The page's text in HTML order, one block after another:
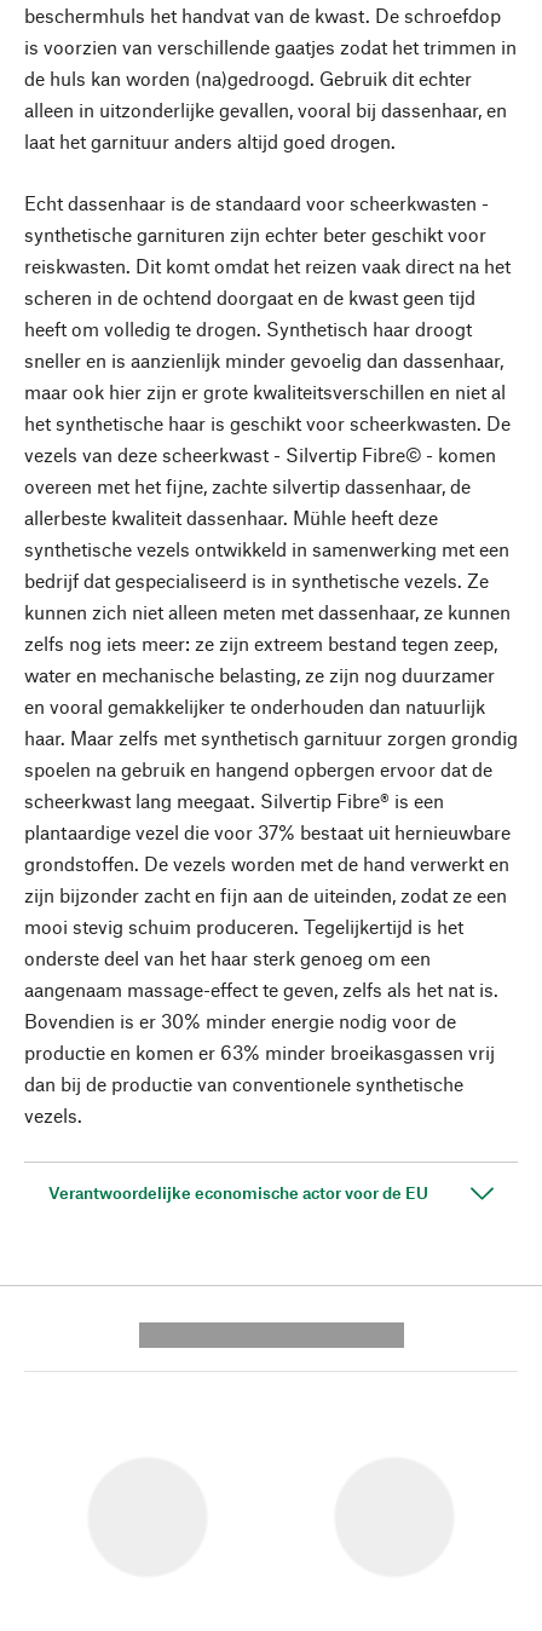
beschermhuls het handvat van de kwast. De schroefdop
is voorzien van verschillende gaatjes zodat het trimmen in
de huls kan worden (na)gedroogd. Gebruik dit echter
alleen in uitzonderlijke gevallen, vooral bij dassenhaar, en
laat het garnituur anders altijd goed drogen.
Echt dassenhaar is de standaard voor scheerkwasten -
synthetische garnituren zijn echter beter geschikt voor
reiskwasten. Dit komt omdat het reizen vaak direct na het
scheren in de ochtend doorgaat en de kwast geen tijd
heeft om volledig te drogen. Synthetisch haar droogt
sneller en is aanzienlijk minder gevoelig dan dassenhaar,
maar ook hier zijn er grote kwaliteitsverschillen en niet al
het synthetische haar is geschikt voor scheerkwasten. De
vezels van deze scheerkwast - Silvertip Fibre© - komen
overeen met het fijne, zachte silvertip dassenhaar, de
allerbeste kwaliteit dassenhaar. Mühle heeft deze
synthetische vezels ontwikkeld in samenwerking met een
bedrijf dat gespecialiseerd is in synthetische vezels. Ze
kunnen zich niet alleen meten met dassenhaar, ze kunnen
zelfs nog iets meer: ze zijn extreem bestand tegen zeep,
water en mechanische belasting, ze zijn nog duurzamer
en vooral gemakkelijker te onderhouden dan natuurlijk
haar. Maar zelfs met synthetisch garnituur zorgen grondig
spoelen na gebruik en hangend opbergen ervoor dat de
scheerkwast lang meegaat. Silvertip Fibre® is een
plantaardige vezel die voor 37% bestaat uit hernieuwbare
grondstoffen. De vezels worden met de hand verwerkt en
zijn bijzonder zacht en fijn aan de uiteinden, zodat ze een
mooi stevig schuim produceren. Tegelijkertijd is het
onderste deel van het haar sterk genoeg om een
aangenaam massage-effect te geven, zelfs als het nat is.
Bovendien is er 30% minder energie nodig voor de
productie en komen er 63% minder broeikasgassen vrij
dan bij de productie van conventionele synthetische
vezels.
Verantwoordelijke economische actor voor de EU